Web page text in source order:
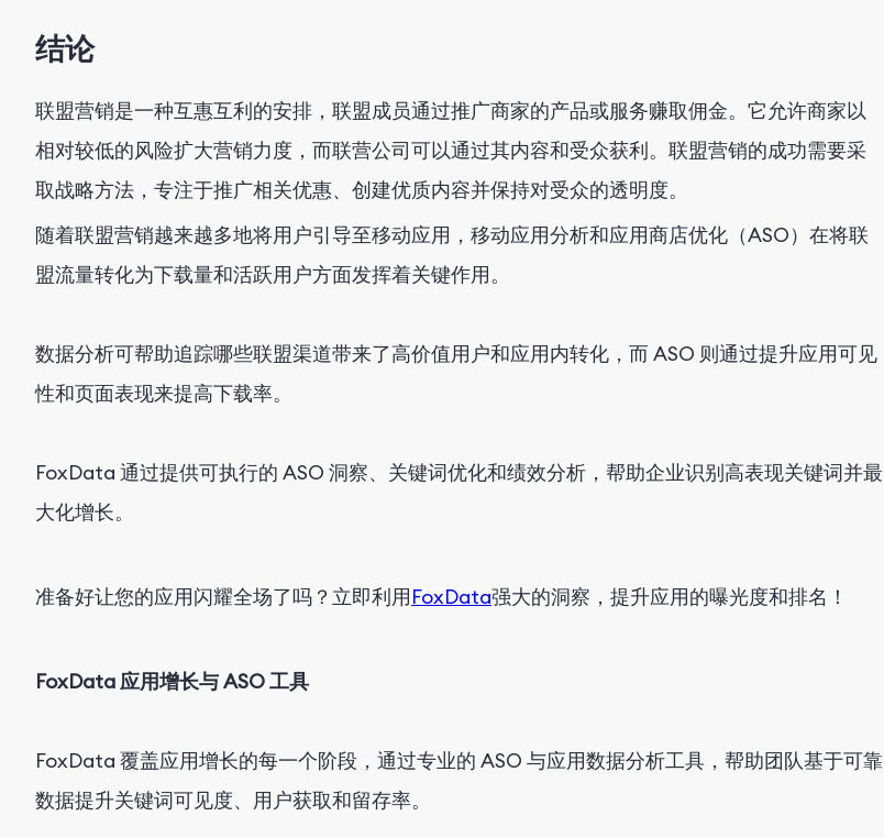
结论
联盟营销是一种互惠互利的安排，联盟成员通过推广商家的产品或服务赚取佣金。它允许商家以
相对较低的风险扩大营销力度，而联营公司可以通过其内容和受众获利。联盟营销的成功需要采
取战略方法，专注于推广相关优惠、创建优质内容并保持对受众的透明度。
随着联盟营销越来越多地将用户引导至移动应用，移动应用分析和应用商店优化（ASO）在将联
盟流量转化为下载量和活跃用户方面发挥着关键作用。
数据分析可帮助追踪哪些联盟渠道带来了高价值用户和应用内转化，而 ASO 则通过提升应用可见
性和页面表现来提高下载率。
FoxData 通过提供可执行的 ASO 洞察、关键词优化和绩效分析，帮助企业识别高表现关键词并最
大化增长。
准备好让您的应用闪耀全场了吗？立即利用FoxData强大的洞察，提升应用的曝光度和排名！
FoxData 应用增长与 ASO 工具
FoxData 覆盖应用增长的每一个阶段，通过专业的 ASO 与应用数据分析工具，帮助团队基于可靠
数据提升关键词可见度、用户获取和留存率。